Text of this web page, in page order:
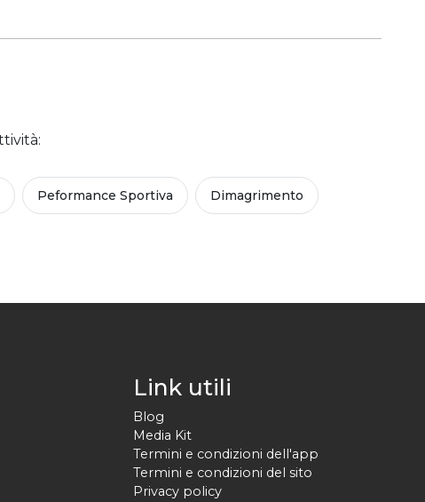
Peformance Sportiva Dimagrimento
Link utili
Blog
Media Kit
Termini e condizioni dell'app
Termini e condizioni del sito
Privacy policy